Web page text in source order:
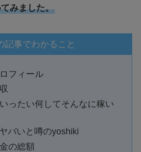
みました。
記事でわかること
フィール
ったい何してそんなに稼い
バいと噂のyoshiki
の総額